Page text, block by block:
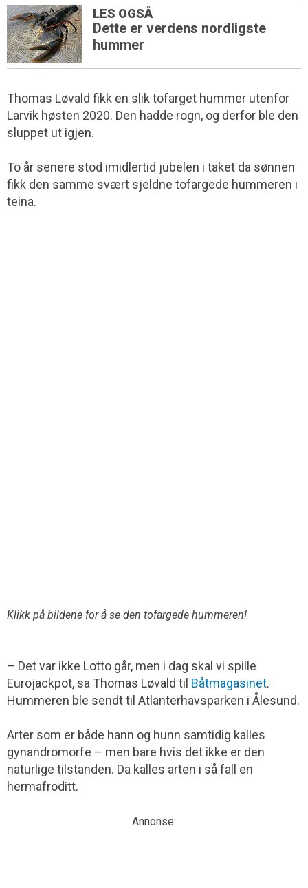
LES OGSÅ
Dette er verdens nordligste
hummer
Thomas Løvald fikk en slik tofarget hummer utenfor
Larvik høsten 2020. Den hadde rogn, og derfor ble den
sluppet ut igjen.
To år senere stod imidlertid jubelen i taket da sønnen
fikk den samme svært sjeldne tofargede hummeren i
teina.
Klikk på bildene for å se den tofargede hummeren!
– Det var ikke Lotto går, men i dag skal vi spille
Eurojackpot, sa Thomas Løvald til Båtmaga­sinet.
Hummeren ble sendt til Atlanterhavs­parken i Ålesund.
Arter som er både hann og hunn samtidig kalles
gynandromorfe – men bare hvis det ikke er den
naturlige tilstanden. Da kalles arten i så fall en
hermafroditt.
Annonse: